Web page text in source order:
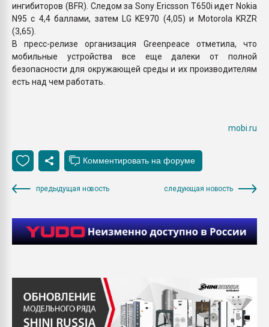
ингибиторов (BFR). Следом за Sony Ericsson T650i идет Nokia
N95 с 4,4 баллами, затем LG KE970 (4,05) и Motorola KRZR
(3,65).
В пресс-релизе организация Greenpeace отметила, что
мобильные устройства все еще далеки от полной
безопасности для окружающей среды и их производителям
есть над чем работать.
mobi.ru
предыдущая новость следующая новость